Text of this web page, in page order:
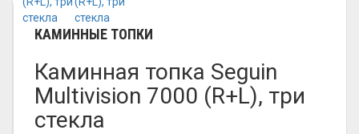
КАМИННЫЕ ТОПКИ
Каминная топка Seguin
Multivision 7000 (R+L), три
стекла